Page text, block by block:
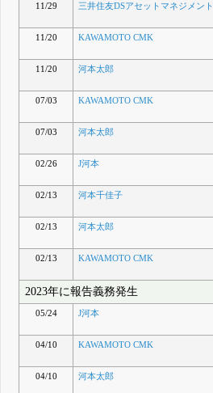
11/29 三井住友DSアセットマネジメント
11/20 KAWAMOTO CMK
11/20 河本太郎
07/03 KAWAMOTO CMK
07/03 河本太郎
02/26 J河本
02/13 河本千佳子
02/13 河本太郎
02/13 KAWAMOTO CMK
2023年に報告義務発生
05/24 J河本
04/10 KAWAMOTO CMK
04/10 河本太郎